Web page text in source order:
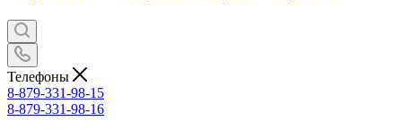
Телефоны
8-879-331-98-15
8-879-331-98-16